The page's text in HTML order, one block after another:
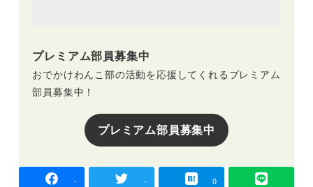
プレミアム部員募集中
おでかけわんこ部の活動を応援してくれるプレミアム
部員募集中！
プレミアム部員募集中
- - 0